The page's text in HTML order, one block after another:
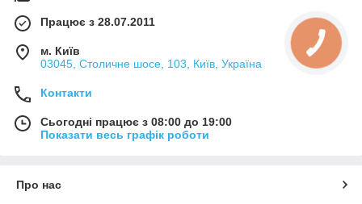
Працює з 28.07.2011
м. Київ
03045, Столичне шосе, 103, Київ, Україна
Контакти
Сьогодні працює з 08:00 до 19:00
Показати весь графік роботи
Про нас